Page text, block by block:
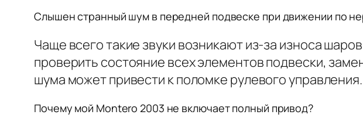
Слышен странный шум в передней подвеске при движении по
Чаще всего такие звуки возникают из-за износа
проверить состояние всех элементов подвески,
шума может привести к поломке рулевого управления.
Почему мой Montero 2003 не включает полный привод?